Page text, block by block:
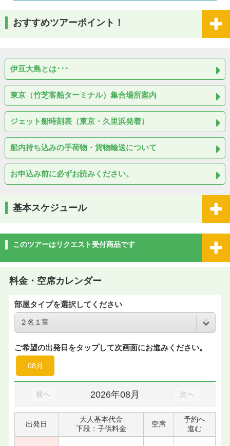
おすすめツアーポイント！
伊豆大島とは･･･
東京（竹芝客船ターミナル）集合場所案内
ジェット船時刻表（東京・久里浜発着）
船内持ち込みの手荷物・貨物輸送について
お申込み前に必ずお読みください。
基本スケジュール
このツアーはリクエスト受付商品です
料金・空席カレンダー
部屋タイプを選択してください
ご希望の出発日をタップして次画面にお進みください。
08月
前へ 2026年08月 次へ
出発日
大人基本代金
下段：子供料金
空席
予約へ
進む